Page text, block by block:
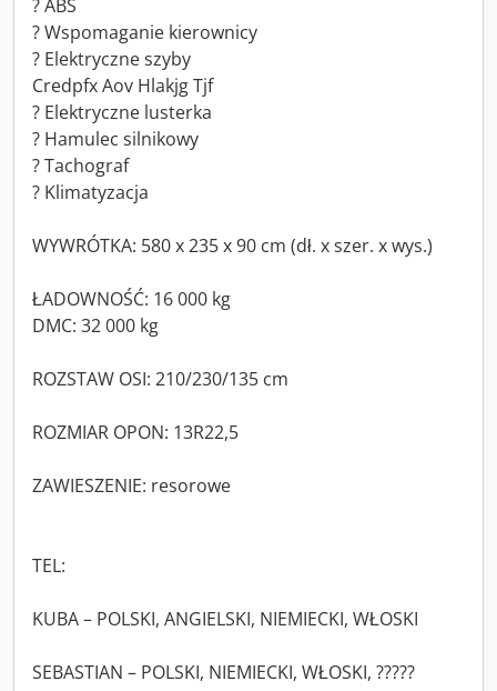
? ABS
? Wspomaganie kierownicy
? Elektryczne szyby
Credpfx Aov Hlakjg Tjf
? Elektryczne lusterka
? Hamulec silnikowy
? Tachograf
? Klimatyzacja
WYWRÓTKA: 580 x 235 x 90 cm (dł. x szer. x wys.)
ŁADOWNOŚĆ: 16 000 kg
DMC: 32 000 kg
ROZSTAW OSI: 210/230/135 cm
ROZMIAR OPON: 13R22,5
ZAWIESZENIE: resorowe
TEL:
KUBA – POLSKI, ANGIELSKI, NIEMIECKI, WŁOSKI
SEBASTIAN – POLSKI, NIEMIECKI, WŁOSKI, ?????